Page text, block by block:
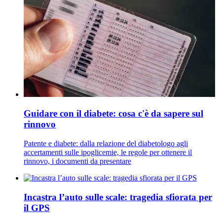
Guidare con il diabete: cosa c'è da sapere sul
rinnovo
Patente e diabete: dalla relazione del diabetologo agli
accertamenti sulle ipoglicemie, le regole per ottenere il
rinnovo, i documenti da presentare
Incastra l’auto sulle scale: tragedia sfiorata per
il GPS